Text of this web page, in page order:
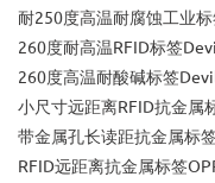
耐250度高温耐腐蚀工业
260度耐高温RFID标签
260度高温耐酸碱标签
小尺寸远距离RFID抗金属
带金属孔长读距抗金属标
RFID远距离抗金属标签